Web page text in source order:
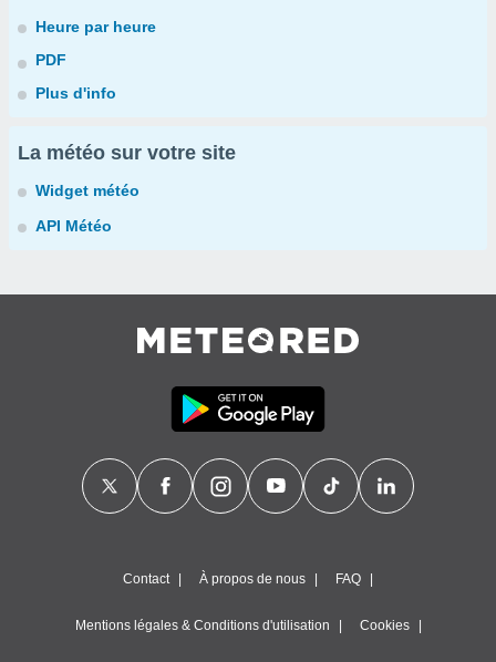
Heure par heure
PDF
Plus d'info
La météo sur votre site
Widget météo
API Météo
Contact À propos de nous FAQ
Mentions légales & Conditions d'utilisation Cookies